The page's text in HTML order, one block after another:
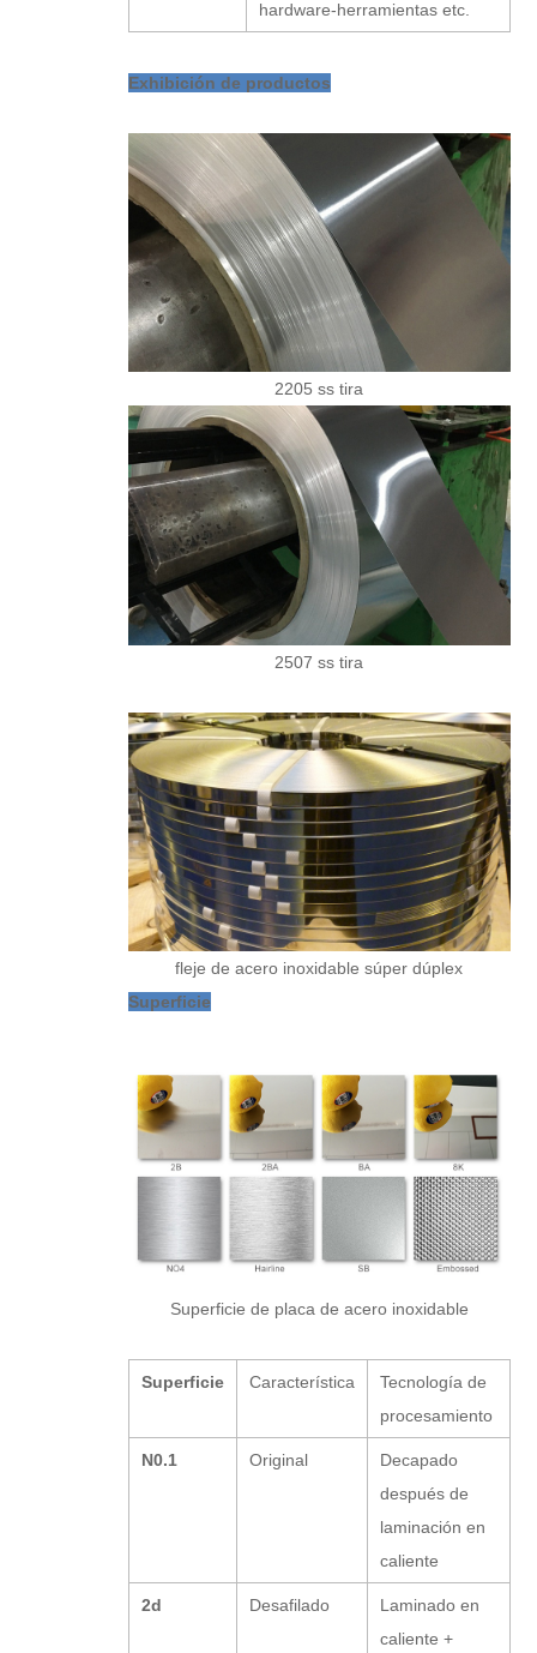
hardware-herramientas etc.
Exhibición de productos
2205 ss tira
2507 ss tira
fleje de acero inoxidable súper dúplex
Superficie
Superficie de placa de acero inoxidable
Superficie Característica
Tecnología de
procesamiento
N0.1 Original
Decapado
después de
laminación en
caliente
2d Desafilado
Laminado en
caliente +